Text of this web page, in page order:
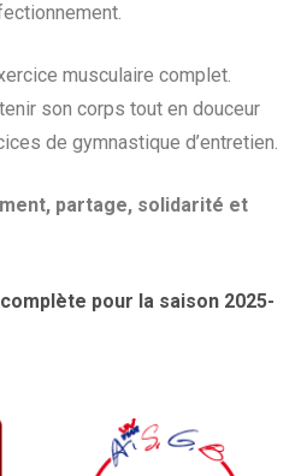
musculaire complet.
son corps tout en douceur
de gymnastique d’entretien.
partage, solidarité et
pour la saison 2025-